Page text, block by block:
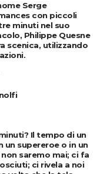
Serge
con piccoli
minuti nel suo
Philippe Quesne
scenica, utilizzando
Il tempo di un
supereroe o in un
saremo mai; ci fa
ci rivela a noi